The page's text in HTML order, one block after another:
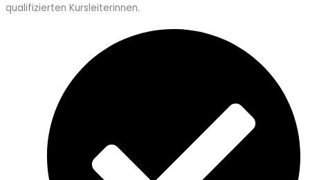
qualifizierten Kursleiterinnen.